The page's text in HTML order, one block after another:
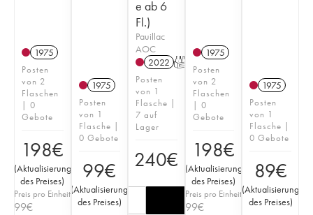
1975
Posten
von 2
Flaschen
| 0
Gebote
198€
(Aktualisierung
des Preises)
Preis pro Einheit
99€
1975
Posten
von 1
Flasche |
0 Gebote
99€
(Aktualisierung
des Preises)
e ab 6
Fl.)
Pauillac
AOC
2022 T
Posten
von 1
Flasche |
7 auf
Lager
240€
1975
Posten
von 2
Flaschen
| 0
Gebote
198€
(Aktualisierung
des Preises)
Preis pro Einheit
99€
1975
Posten
von 1
Flasche |
0 Gebote
89€
(Aktualisierung
des Preises)